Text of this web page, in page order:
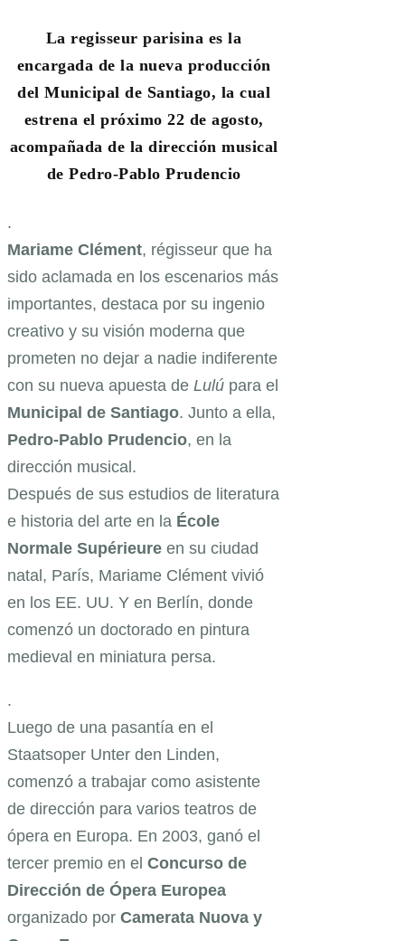
La regisseur parisina es la
encargada de la nueva producción
del Municipal de Santiago, la cual
estrena el próximo 22 de agosto,
acompañada de la dirección musical
de Pedro-Pablo Prudencio
.
Mariame Clément, régisseur que ha
sido aclamada en los escenarios más
importantes, destaca por su ingenio
creativo y su visión moderna que
prometen no dejar a nadie indiferente
con su nueva apuesta de Lulú para el
Municipal de Santiago. Junto a ella,
Pedro-Pablo Prudencio, en la
dirección musical.
Después de sus estudios de literatura
e historia del arte en la École
Normale Supérieure en su ciudad
natal, París, Mariame Clément vivió
en los EE. UU. Y en Berlín, donde
comenzó un doctorado en pintura
medieval en miniatura persa.
.
Luego de una pasantía en el
Staatsoper Unter den Linden,
comenzó a trabajar como asistente
de dirección para varios teatros de
ópera en Europa. En 2003, ganó el
tercer premio en el Concurso de
Dirección de Ópera Europea
organizado por Camerata Nuova y